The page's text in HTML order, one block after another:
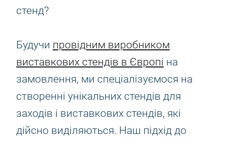
стенд?
Будучи провідним виробником
виставкових стендів в Європі на
замовлення, ми спеціалізуємося на
створенні унікальних стендів для
заходів і виставкових стендів, які
дійсно виділяються. Наш підхід до